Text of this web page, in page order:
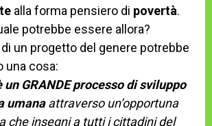
alla forma pensiero di povertà.
potrebbe essere allora?
un progetto del genere potrebbe
una cosa:
GRANDE processo di sviluppo
umanaattraverso un’opportuna
che insegni a tutti i cittadini del